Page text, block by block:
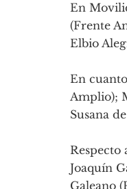
En
(Frente
Elbio
En
Amplio);
Susana
Respecto
Joaquín
Galeano